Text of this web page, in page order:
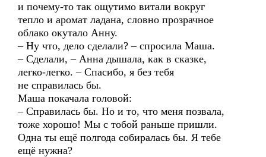
и почему-то так ощутимо витали вокруг
тепло и аромат ладана, словно прозрачное
облако окутало Анну.
– Ну что, дело сделали? – спросила Маша.
– Сделали, – Анна дышала, как в сказке,
легко-легко. – Спасибо, я без тебя
не справилась бы.
Маша покачала головой:
– Справилась бы. Но и то, что меня позвала,
тоже хорошо! Мы с тобой раньше пришли.
Одна ты ещё полгода собиралась бы. Я тебе
ещё нужна?